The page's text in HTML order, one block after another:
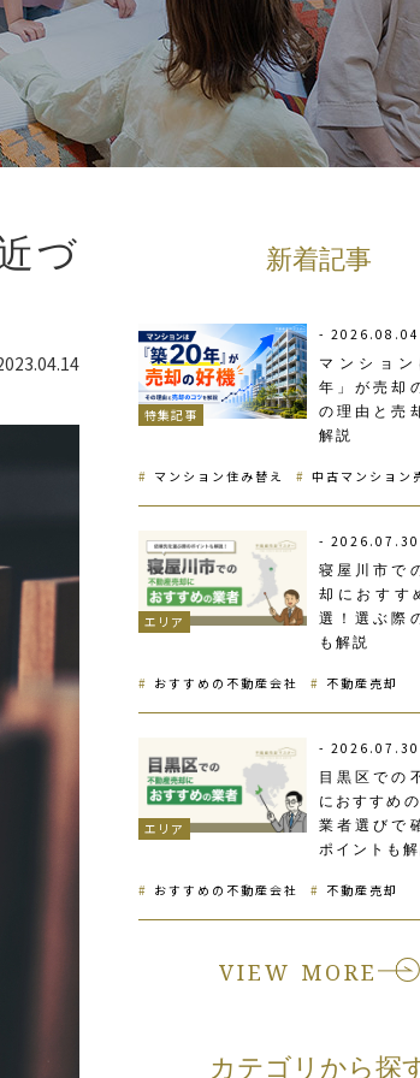
づ 新着記事
特集記事
2026.08.04
マンショ
年」が売却
の理由と売
解説
マンション住み替え 中古マンション
エリア
2026.07.30
寝屋川市で
却におすす
選！選ぶ際
も解説
おすすめの不動産会社 不動産売却
エリア
2026.07.30
目黒区での
におすすめ
業者選びで
ポイントも
おすすめの不動産会社 不動産売却
VIEW MORE
カテゴリから探